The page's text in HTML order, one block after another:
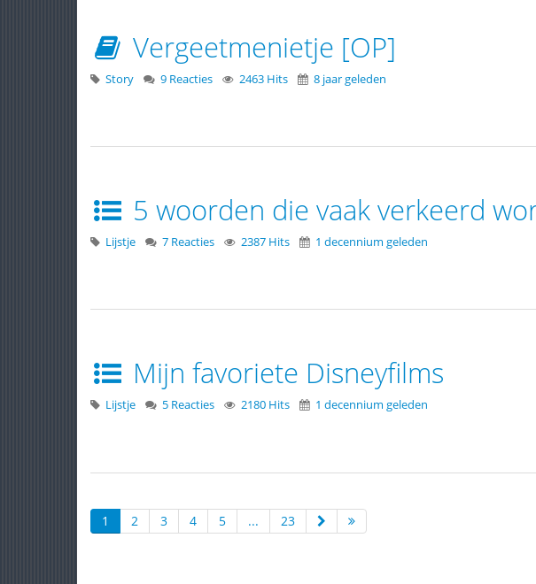
Vergeetmenietje [OP]
Story 9 Reacties 2463 Hits 8 jaar geleden
5 woorden die vaak verkeerd
Lijstje 7 Reacties 2387 Hits 1 decennium geleden
Mijn favoriete Disneyfilms
Lijstje 5 Reacties 2180 Hits 1 decennium geleden
1 2 3 4 5 ... 23